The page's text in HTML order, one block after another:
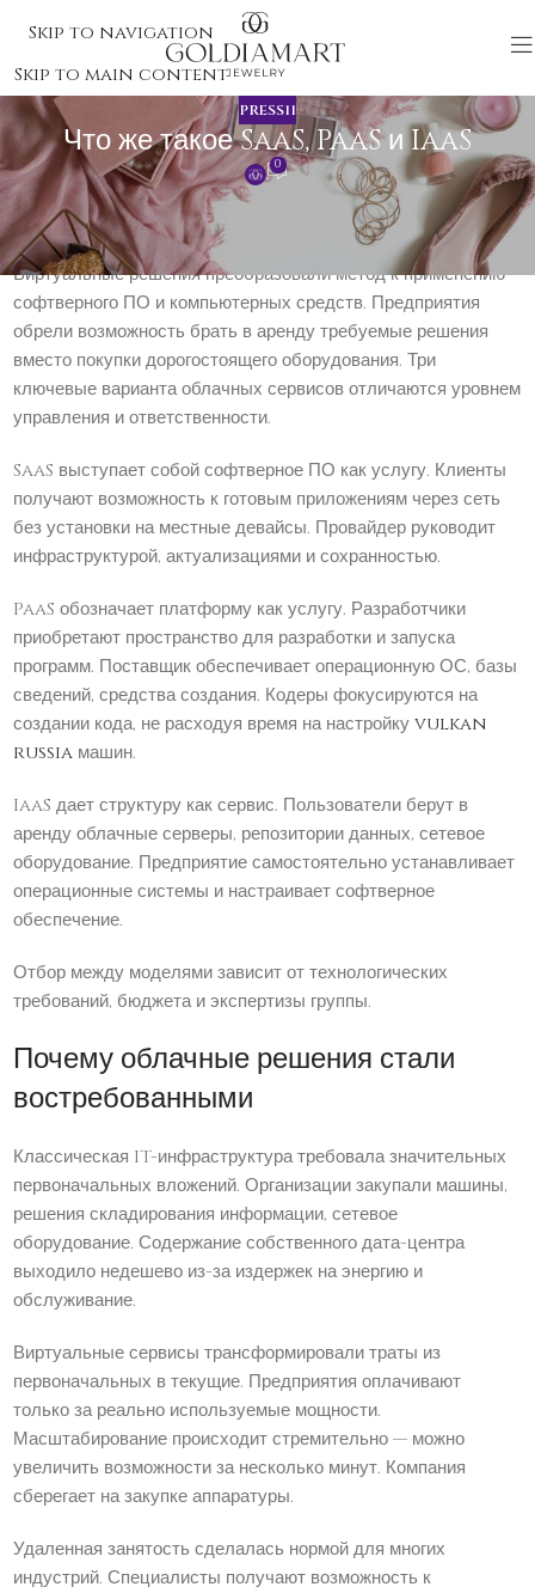
Skip to navigation
Skip to main content
PRESS11
Что же такое SaaS, PaaS и IaaS
0
Что же такое SaaS, PaaS и IaaS
Виртуальные решения преобразовали метод к применению
софтверного ПО и компьютерных средств. Предприятия
обрели возможность брать в аренду требуемые решения
вместо покупки дорогостоящего оборудования. Три
ключевые варианта облачных сервисов отличаются уровнем
управления и ответственности.
SaaS выступает собой софтверное ПО как услугу. Клиенты
получают возможность к готовым приложениям через сеть
без установки на местные девайсы. Провайдер руководит
инфраструктурой, актуализациями и сохранностью.
PaaS обозначает платформу как услугу. Разработчики
приобретают пространство для разработки и запуска
программ. Поставщик обеспечивает операционную ОС, базы
сведений, средства создания. Кодеры фокусируются на
создании кода, не расходуя время на настройкуvulkan
russia машин.
IaaS дает структуру как сервис. Пользователи берут в
аренду облачные серверы, репозитории данных, сетевое
оборудование. Предприятие самостоятельно устанавливает
операционные системы и настраивает софтверное
обеспечение.
Отбор между моделями зависит от технологических
требований, бюджета и экспертизы группы.
Почему облачные решения стали
востребованными
Классическая IT-инфраструктура требовала значительных
первоначальных вложений. Организации закупали машины,
решения складирования информации, сетевое
оборудование. Содержание собственного дата-центра
выходило недешево из-за издержек на энергию и
обслуживание.
Виртуальные сервисы трансформировали траты из
первоначальных в текущие. Предприятия оплачивают
только за реально используемые мощности.
Масштабирование происходит стремительно — можно
увеличить возможности за несколько минут. Компания
сберегает на закупке аппаратуры.
Удаленная занятость сделалась нормой для многих
индустрий. Специалисты получают возможность к